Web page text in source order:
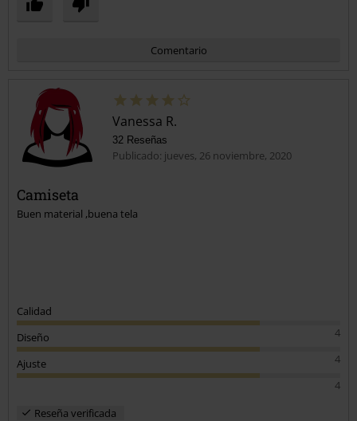
Comentario
Enviar comentario
Vanessa R.
32 Reseñas
Publicado: jueves, 26 noviembre, 2020
Camiseta
Buen material ,buena tela
Calidad
4
Diseño
4
Ajuste
4
Reseña verificada